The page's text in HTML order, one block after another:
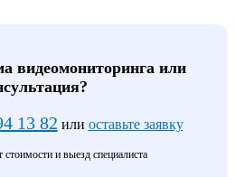
видеомониторинга или
13 82 или оставьте заявку
стоимости и выезд специалиста